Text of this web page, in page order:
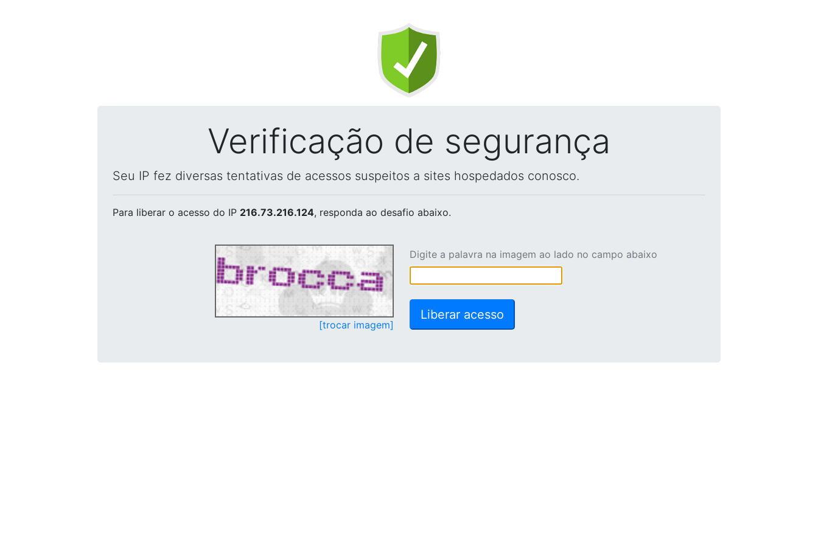
Verificação de segurança
Seu IP fez diversas tentativas de acessos suspeitos a sites hospedados conosco.
Para liberar o acesso do IP 216.73.216.124, responda ao desafio abaixo.
[trocar imagem]
Digite a palavra na imagem ao lado no campo abaixo